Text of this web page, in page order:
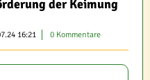
der Keimung
16:21 0 Kommentare